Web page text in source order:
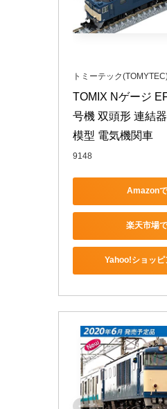
トミーテック
TOMIX Nゲージ
号機 双頭形 連結
模型 電気機関車
9148
Amazon
楽天市場
Yahoo!ショッピ